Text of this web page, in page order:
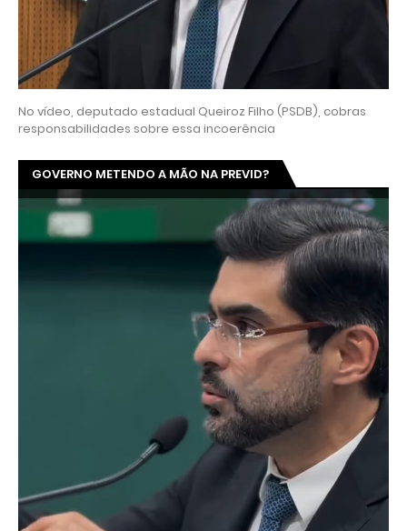
No vídeo, deputado estadual Queiroz Filho (PSDB), cobras
responsabilidades sobre essa incoerência
GOVERNO METENDO A MÃO NA PREVID?